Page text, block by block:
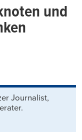
und
Journalist,